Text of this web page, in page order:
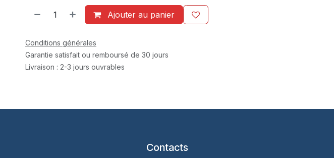
Ajouter au panier
Conditions générales
Garantie satisfait ou remboursé de 30 jours
Livraison : 2-3 jours ouvrables
Contacts